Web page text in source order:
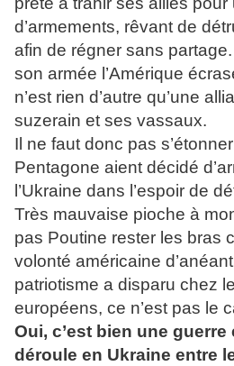
d’armements, rêvant de
afin de régner sans
son armée l’Amérique
n’est rien d’autre qu’une
suzerain et ses vassaux.
Il ne faut donc pas
Pentagone aient décidé
l’Ukraine dans l’espoir de
Très mauvaise pioche à
pas Poutine rester les bras
volonté américaine
patriotisme a disparu chez
européens, ce n’est pas le
Oui, c’est bien une
déroule en Ukraine entre